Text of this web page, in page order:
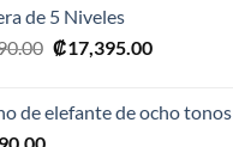
de 5 Niveles
El
era:
₡17,395.00El
es:
de elefante de ocho tonos